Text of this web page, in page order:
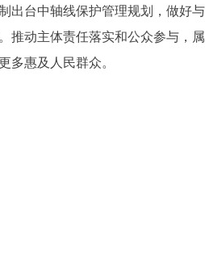
出台中轴线保护管理规划，做好
推动主体责任落实和公众参与，
多惠及人民群众。